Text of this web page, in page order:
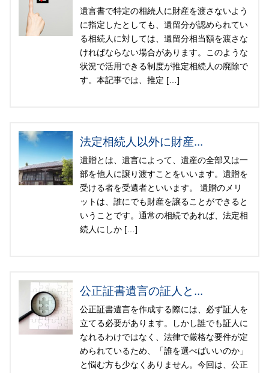
遺言書で特定の相続人に財産を渡さないよう
に指定したとしても、遺留分が認められてい
る相続人に対しては、遺留分相当額を渡さな
ければならない場合があります。このような
状況で活用できる制度が推定相続人の廃除で
す。本記事では、推定 […]
法定相続人以外に財産...
遺贈とは、遺言によって、遺産の全部又は一
部を他人に譲り渡すことをいいます。遺贈を
受ける者を受遺者といいます。 遺贈のメリ
ットは、誰にでも財産を譲ることができると
いうことです。通常の相続であれば、法定相
続人にしか […]
公正証書遺言の証人と...
公正証書遺言を作成する際には、必ず証人を
立てる必要があります。しかし誰でも証人に
なれるわけではなく、法律で厳格な要件が定
められているため、「誰を選べばいいのか」
と悩む方も少なくありません。今回は、公正